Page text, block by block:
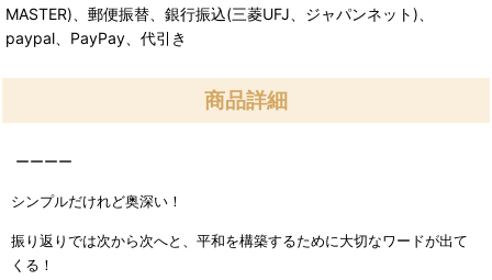
MASTER)、郵便振替、銀行振込(三菱UFJ、ジャパンネット)、
paypal、PayPay、代引き
商品詳細
ーーーー
シンプルだけれど奥深い！
振り返りでは次から次へと、平和を構築するために大切なワードが出て
くる！